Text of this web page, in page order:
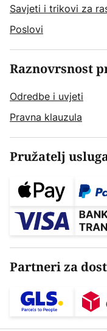
Savjeti i trikovi za
Poslovi
Raznovrsnost
Odredbe i uvjeti
Pravna klauzula
Pružatelj
Partneri za